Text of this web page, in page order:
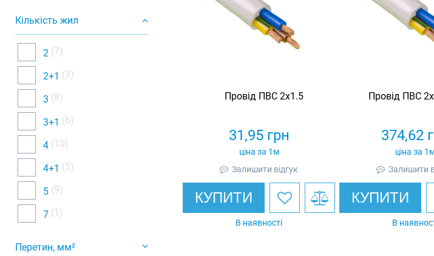
Кількість жил
2 (7)
2+1 (3)
3 (8)
3+1 (6)
4 (10)
4+1 (5)
5 (9)
7 (1)
Перетин, мм²
Провід ПВС 2х1.5
31,95грн
ціна за 1м
Залишити відгук
КУПИТИ
В наявності
Провід ПВС
374,62
ціна за
Залишити
КУПИТИ
В